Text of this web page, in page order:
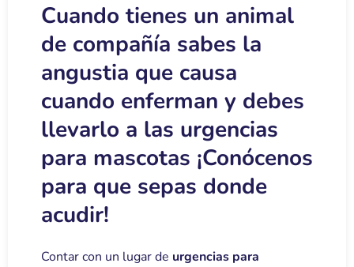
Cuando tienes un animal
de compañía sabes la
angustia que causa
cuando enferman y debes
llevarlo a las urgencias
para mascotas ¡Conócenos
para que sepas donde
acudir!
Contar con un lugar de urgencias para